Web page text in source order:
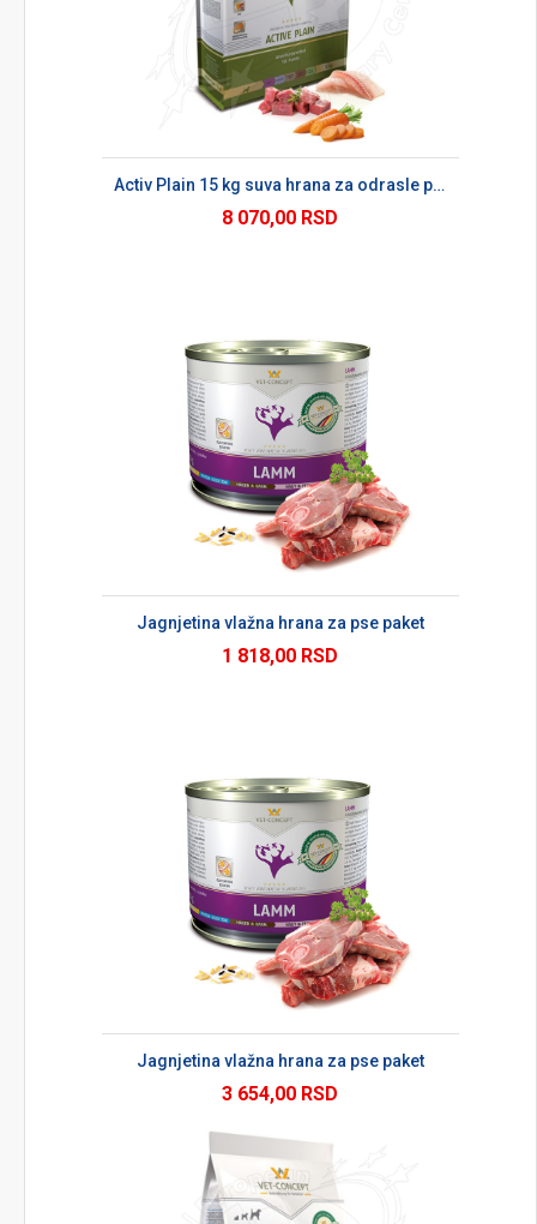
Activ Plain 15 kg suva hrana za odrasle pse
8 070,00 RSD
Jagnjetina vlažna hrana za pse paket
1 818,00 RSD
Jagnjetina vlažna hrana za pse paket
3 654,00 RSD